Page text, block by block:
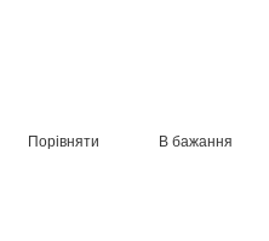
Порівняти В бажання